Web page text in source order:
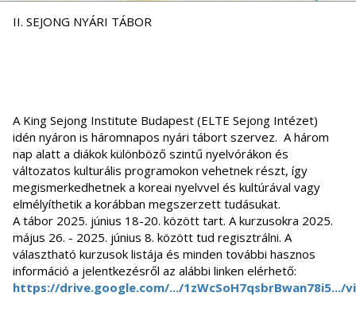
II. SEJONG NYÁRI TÁBOR
A King Sejong Institute Budapest (ELTE Sejong Intézet)
idén nyáron is háromnapos nyári tábort szervez. A három
nap alatt a diákok különböző szintű nyelvórákon és
változatos kulturális programokon vehetnek részt, így
megismerkedhetnek a koreai nyelvvel és kultúrával vagy
elmélyíthetik a korábban megszerzett tudásukat.
A tábor 2025. június 18-20. között tart. A kurzusokra 2025.
május 26. - 2025. június 8. között tud regisztrálni. A
választható kurzusok listája és minden további hasznos
információ a jelentkezésről az alábbi linken elérhető:
https://drive.google.com/.../1zWcSoH7qsbrBwan78i5.../